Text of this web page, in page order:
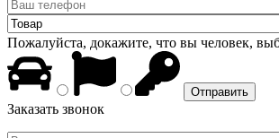
Пожалуйста, докажите, что вы человек,
Заказать звонок